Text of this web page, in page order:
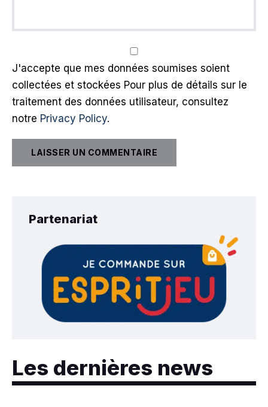
J'accepte que mes données soumises soient
collectées et stockées Pour plus de détails sur le
traitement des données utilisateur, consultez
notre Privacy Policy.
Partenariat
Les dernières news